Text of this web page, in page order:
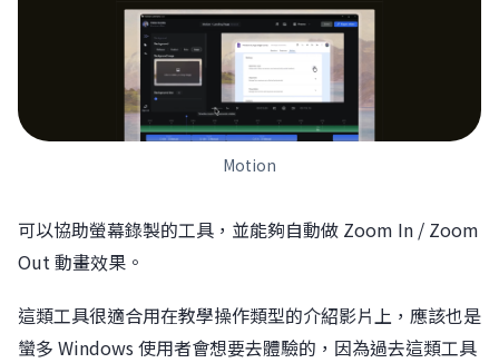
Motion
可以協助螢幕錄製的工具，並能夠自動做 Zoom In / Zoom
Out 動畫效果。
這類工具很適合用在教學操作類型的介紹影片上，應該也是
蠻多 Windows 使用者會想要去體驗的，因為過去這類工具